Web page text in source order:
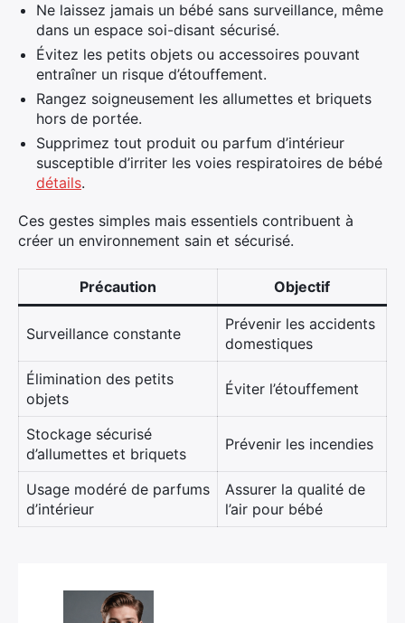
Ne laissez jamais un bébé sans surveillance, même
dans un espace soi-disant sécurisé.
Évitez les petits objets ou accessoires pouvant
entraîner un risque d’étouffement.
Rangez soigneusement les allumettes et briquets
hors de portée.
Supprimez tout produit ou parfum d’intérieur
susceptible d’irriter les voies respiratoires de bébé
détails.
Ces gestes simples mais essentiels contribuent à
créer un environnement sain et sécurisé.
Précaution Objectif
Surveillance constante
Prévenir les accidents
domestiques
Élimination des petits
objets
Éviter l’étouffement
Stockage sécurisé
d’allumettes et briquets
Prévenir les incendies
Usage modéré de parfums
d’intérieur
Assurer la qualité de
l’air pour bébé